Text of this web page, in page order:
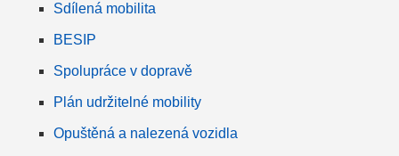
Sdílená mobilita
BESIP
Spolupráce v dopravě
Plán udržitelné mobility
Opuštěná a nalezená vozidla